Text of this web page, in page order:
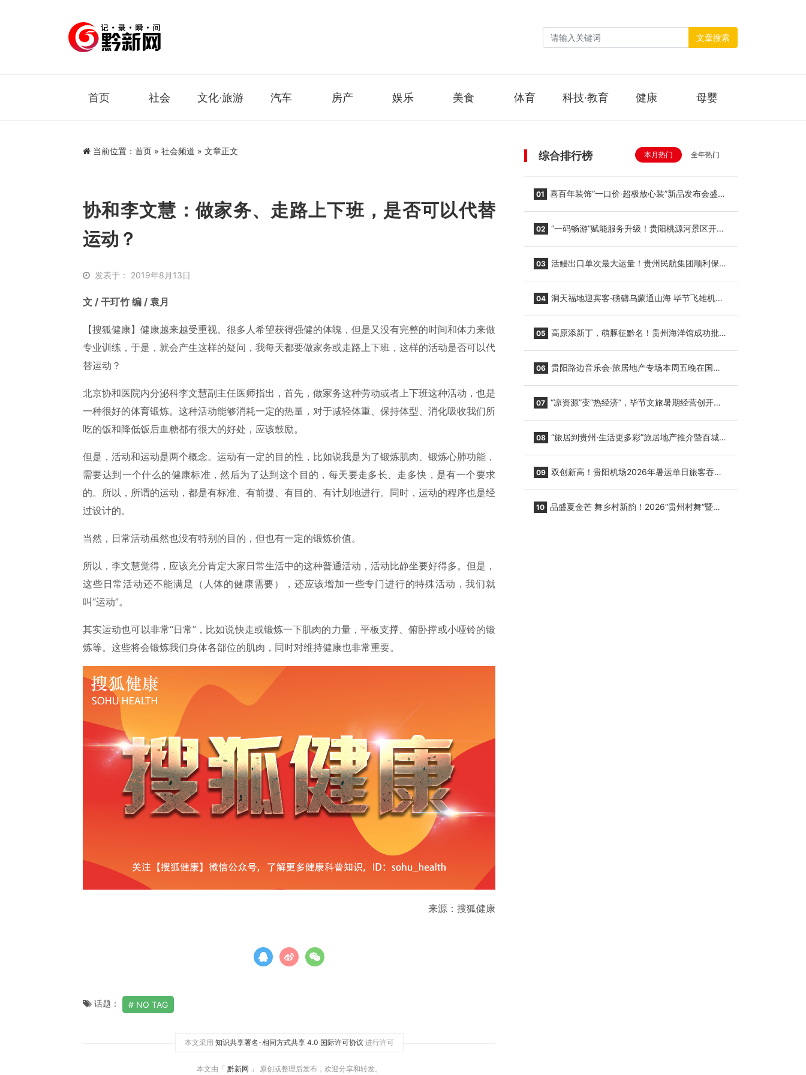
文章搜索
首页 社会 文化·旅游 汽车 房产 娱乐 美食 体育 科技·教育 健康 母婴
当前位置： 首页 » 社会频道 » 文章正文
协和李文慧：做家务、走路上下班，是否可以代替
运动？
发表于： 2019年8月13日
文 / 干玎竹 编 / 袁月
【搜狐健康】健康越来越受重视。很多人希望获得强健的体魄，但是又没有完整的时间和体力来做
专业训练，于是，就会产生这样的疑问，我每天都要做家务或走路上下班，这样的活动是否可以代
替运动？
北京协和医院内分泌科李文慧副主任医师指出，首先，做家务这种劳动或者上下班这种活动，也是
一种很好的体育锻炼。这种活动能够消耗一定的热量，对于减轻体重、保持体型、消化吸收我们所
吃的饭和降低饭后血糖都有很大的好处，应该鼓励。
但是，活动和运动是两个概念。运动有一定的目的性，比如说我是为了锻炼肌肉、锻炼心肺功能，
需要达到一个什么的健康标准，然后为了达到这个目的，每天要走多长、走多快，是有一个要求
的。所以，所谓的运动，都是有标准、有前提、有目的、有计划地进行。同时，运动的程序也是经
过设计的。
当然，日常活动虽然也没有特别的目的，但也有一定的锻炼价值。
所以，李文慧觉得，应该充分肯定大家日常生活中的这种普通活动，活动比静坐要好得多。但是，
这些日常活动还不能满足（人体的健康需要），还应该增加一些专门进行的特殊活动，我们就
叫“运动”。
其实运动也可以非常“日常”，比如说快走或锻炼一下肌肉的力量，平板支撑、俯卧撑或小哑铃的锻
炼等。这些将会锻炼我们身体各部位的肌肉，同时对维持健康也非常重要。
来源：搜狐健康
话题： NO TAG
本文采用 知识共享署名-相同方式共享 4.0 国际许可协议 进行许可
本文由「 黔新网 」 原创或整理后发布，欢迎分享和转发。
综合排行榜 本月热门 全年热门
01 喜百年装饰“一口价·超极放心装”新品发布会盛大
02 “一码畅游”赋能服务升级！贵阳桃源河景区开
03 活鳗出口单次最大运量！贵州民航集团顺利保障
04 洞天福地迎宾客·磅礴乌蒙通山海 毕节飞雄机场
05 高原添新丁，萌豚征黔名！贵州海洋馆成功批量
06 贵阳路边音乐会·旅居地产专场本周五晚在国际
07 “凉资源”变“热经济”，毕节文旅暑期经营创开门
08 “旅居到贵州·生活更多彩”旅居地产推介暨百城千
09 双创新高！贵阳机场2026年暑运单日旅客吞吐
10 品盛夏金芒 舞乡村新韵！2026“贵州村舞”暨望